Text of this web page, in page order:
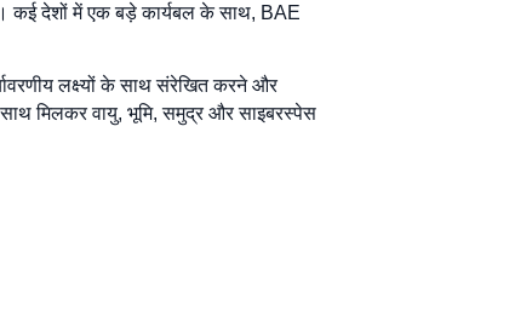
है। कई देशों में एक बड़े कार्यबल के साथ, BAE
लक्ष्यों के साथ संरेखित करने और
साथ मिलकर वायु, भूमि, समुद्र और साइबरस्पेस